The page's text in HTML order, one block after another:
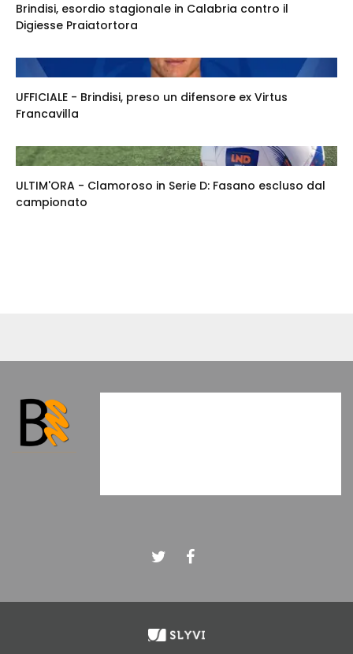
Brindisi, esordio stagionale in Calabria contro il
Digiesse Praiatortora
UFFICIALE - Brindisi, preso un difensore ex Virtus
Francavilla
ULTIM'ORA - Clamoroso in Serie D: Fasano escluso dal
campionato